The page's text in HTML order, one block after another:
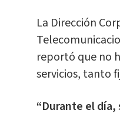
La Dirección
reportó que no
servicios, tanto
“Durante el